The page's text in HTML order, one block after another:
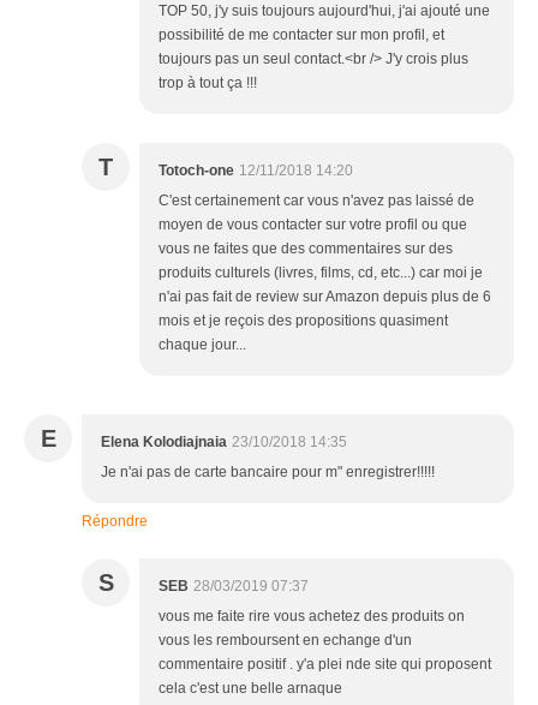
TOP 50, j'y suis toujours aujourd'hui, j'ai ajouté une
possibilité de me contacter sur mon profil, et
toujours pas un seul contact.<br /> J'y crois plus
trop à tout ça !!!
T Totoch-one 12/11/2018 14:20
C'est certainement car vous n'avez pas laissé de
moyen de vous contacter sur votre profil ou que
vous ne faites que des commentaires sur des
produits culturels (livres, films, cd, etc...) car moi je
n'ai pas fait de review sur Amazon depuis plus de 6
mois et je reçois des propositions quasiment
chaque jour...
E Elena Kolodiajnaia 23/10/2018 14:35
Je n'ai pas de carte bancaire pour m" enregistrer!!!!!
Répondre
S SEB 28/03/2019 07:37
vous me faite rire vous achetez des produits on
vous les remboursent en echange d'un
commentaire positif . y'a plei nde site qui proposent
cela c'est une belle arnaque